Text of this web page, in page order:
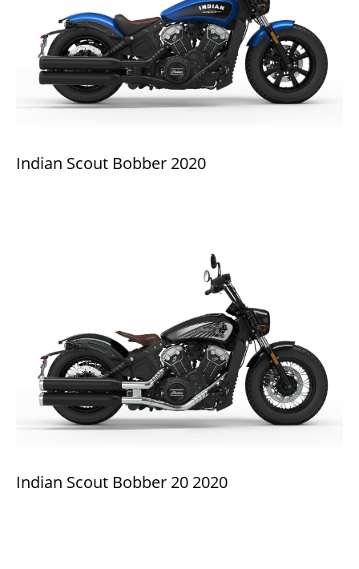
Indian Scout Bobber 2020
Indian Scout Bobber 20 2020